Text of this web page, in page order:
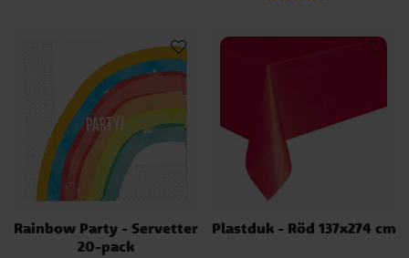
Rainbow Party - Servetter
20-pack
Plastduk - Röd 137x274 cm